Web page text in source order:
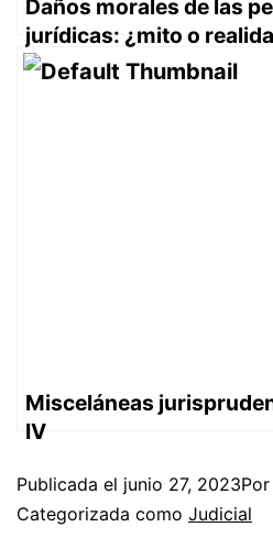
Daños morales de las
jurídicas: ¿mito o
Misceláneas
IV
Publicada el junio 27, 2023Por
Categorizada como Judicial